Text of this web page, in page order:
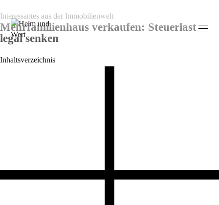
Interessantes aus der Immobilienwelt
Mehrfamilienhaus verkaufen: Steuerlast
legal senken
Inhaltsverzeichnis